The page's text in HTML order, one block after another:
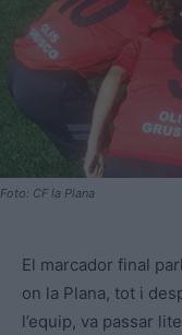
Foto: CF la Plana
El marcador final
on la Plana, tot i
l’equip, va passar